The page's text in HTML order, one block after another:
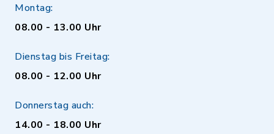
Montag:
08.00 - 13.00 Uhr
Dienstag bis Freitag:
08.00 - 12.00 Uhr
Donnerstag auch:
14.00 - 18.00 Uhr